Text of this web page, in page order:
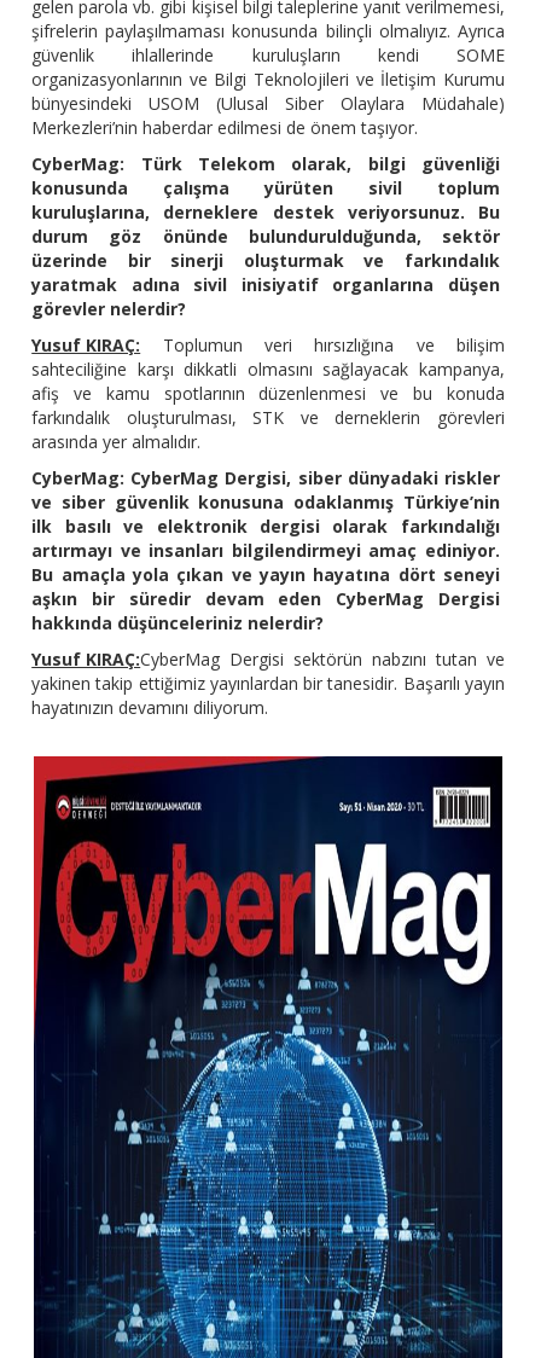
gelen parola vb. gibi kişisel bilgi taleplerine yanıt verilmemesi,
şifrelerin paylaşılmaması konusunda bilinçli olmalıyız. Ayrıca
güvenlik ihlallerinde kuruluşların kendi SOME
organizasyonlarının ve Bilgi Teknolojileri ve İletişim Kurumu
bünyesindeki USOM (Ulusal Siber Olaylara Müdahale)
Merkezleri’nin haberdar edilmesi de önem taşıyor.
CyberMag: Türk Telekom olarak, bilgi güvenliği
konusunda çalışma yürüten sivil toplum
kuruluşlarına, derneklere destek veriyorsunuz. Bu
durum göz önünde bulundurulduğunda, sektör
üzerinde bir sinerji oluşturmak ve farkındalık
yaratmak adına sivil inisiyatif organlarına düşen
görevler nelerdir?
Yusuf KIRAÇ: Toplumun veri hırsızlığına ve bilişim
sahteciliğine karşı dikkatli olmasını sağlayacak kampanya,
afiş ve kamu spotlarının düzenlenmesi ve bu konuda
farkındalık oluşturulması, STK ve derneklerin görevleri
arasında yer almalıdır.
CyberMag: CyberMag Dergisi, siber dünyadaki riskler
ve siber güvenlik konusuna odaklanmış Türkiye’nin
ilk basılı ve elektronik dergisi olarak farkındalığı
artırmayı ve insanları bilgilendirmeyi amaç ediniyor.
Bu amaçla yola çıkan ve yayın hayatına dört seneyi
aşkın bir süredir devam eden CyberMag Dergisi
hakkında düşünceleriniz nelerdir?
Yusuf KIRAÇ:CyberMag Dergisi sektörün nabzını tutan ve
yakinen takip ettiğimiz yayınlardan bir tanesidir. Başarılı yayın
hayatınızın devamını diliyorum.